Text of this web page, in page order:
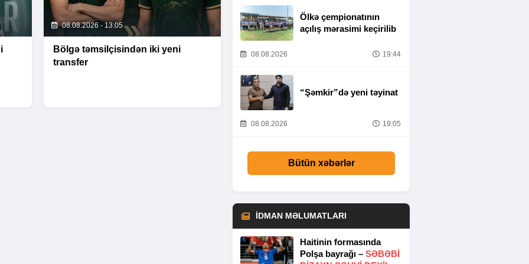
08.08.2026 - 13:05
Bölgə təmsilçisindən iki yeni
transfer
Ölkə çempionatının
açılış mərasimi keçirilib
08.08.2026 19:44
“Şəmkir”də yeni təyinat
08.08.2026 19:05
Bütün xəbərlər
İDMAN MƏLUMATLARI
Haitinin formasında
Polşa bayrağı – SƏBƏBI